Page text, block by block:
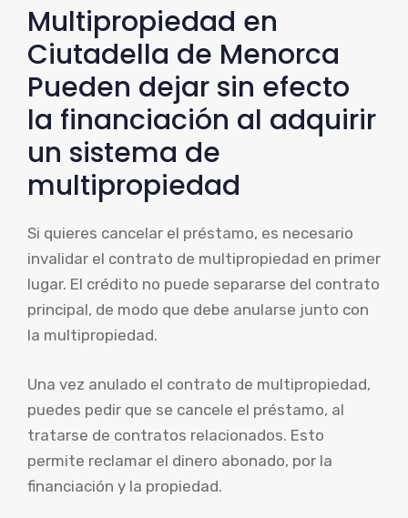
Multipropiedad en
Ciutadella de Menorca
Pueden dejar sin efecto
la financiación al adquirir
un sistema de
multipropiedad
Si quieres cancelar el préstamo, es necesario
invalidar el contrato de multipropiedad en primer
lugar. El crédito no puede separarse del contrato
principal, de modo que debe anularse junto con
la multipropiedad.
Una vez anulado el contrato de multipropiedad,
puedes pedir que se cancele el préstamo, al
tratarse de contratos relacionados. Esto
permite reclamar el dinero abonado, por la
financiación y la propiedad.